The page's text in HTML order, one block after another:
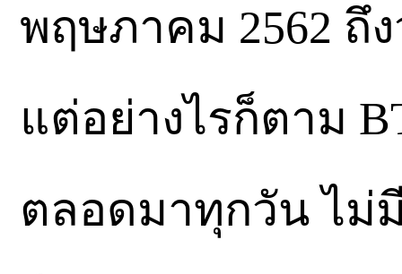
พฤษภาคม 2562 ถึ
แต่อย่างไรก็ตาม
ตลอดมาทุกวัน ไม่